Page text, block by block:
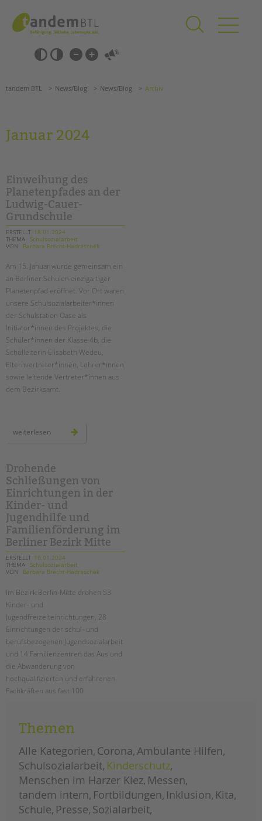
springen
Barrierefrei-
Einstellungen
überspringen
überspringen
Förderzentren
Kollegs
EFöB
Schulbezogene Sozialarbeit
Tagesgruppen
EINGLIEDERUNGSHILFE
BETREUTES WOHNEN
TANDEM BTL AKADEMIE
Zertfikatskurse
Seminarkalender
Seminarräume
PROFIL | LEITBILD
Kinder- und Jugendschutz
Unsere Videos
Gesellschafter VdK
schoolcoach BTL
tandem international
KARRIERE
Stellenangebote
NEWS/BLOG
unkuerzbar
Briefe an Kai
PRESSE
Magazin
Impressum
Hinweisgebersystem
Intranet
tandem BTL News/Blog News/Blog Archiv
Januar 2024
Einweihung des
Planetenpfades an der
Ludwig-Cauer-
Grundschule
ERSTELLT 18.01.2024
THEMA Schulsozialarbeit
VON
Barbara Brecht-Hadraschek
Am 15. Januar wurde gemeinsam ein
an Berliner Schulen einzigartiger
Planetenpfad eröffnet. ­Vor Ort waren
unsere Schulsozialarbeiter*innen
der Schulstation Oase als
Initiator*innen des Projektes, die
Schüler*innen der Klasse 4b, die
Schulleiterin Elisabeth Wedeu,
Elternvertreter*innen, Lehrer*innen
sowie leitende Vertreter*innen aus
dem Bezirksamt.
weiterlesen einweihung
ludwig-
cauer-
grundschule
Drohende
Schließungen von
Einrichtungen in der
Kinder- und
Jugendhilfe und
Familienförderung im
Berliner Bezirk Mitte
ERSTELLT 16.01.2024
THEMA Schulsozialarbeit
VON
Barbara Brecht-Hadraschek
Im Bezirk Berlin-Mitte drohen 53
Kinder- und
Jugendfreizeiteinrichtungen, 28
Einrichtungen der schul- und
berufsbezogenen Jugendsozialarbeit
und 14 Familienzentren das Aus und
die Abwanderung von
hochqualifizierten und erfahrenen
Fachkräften aus fast 100
schließungen
von
einrichtungen
in
kinder-
und
jugendhilfe
und
familienförderung
im
Themen
Alle Kategorien Corona Ambulante Hilfen
Schulsozialarbeit Kinderschutz
Menschen im Harzer Kiez Messen
tandem intern Fortbildungen Inklusion Kita
Schule Presse Sozialarbeit